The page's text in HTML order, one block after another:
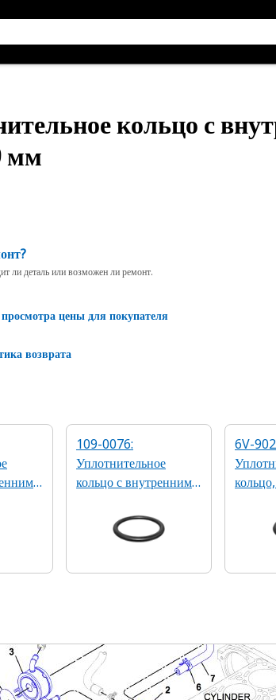
кольцо с
мм
ли деталь или возможен ли ремонт.
цены для покупателя
возврата
109-0076:
Уплотнительное
кольцо с внутренним
6V-